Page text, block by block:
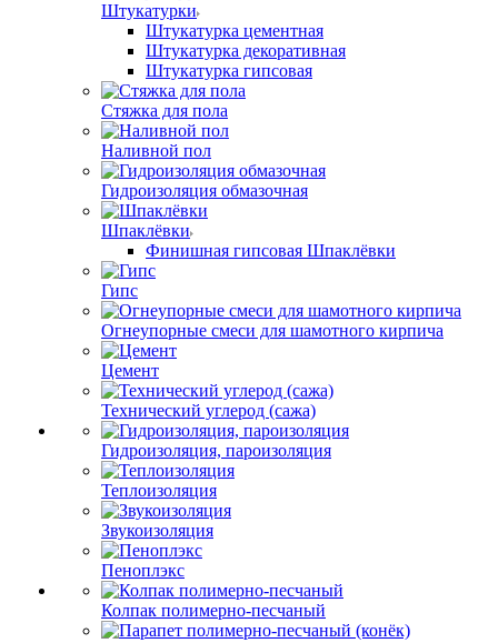
Штукатурки
Штукатурка цементная
Штукатурка декоративная
Штукатурка гипсовая
Стяжка для пола
Наливной пол
Гидроизоляция обмазочная
Шпаклёвки
Финишная гипсовая Шпаклёвки
Гипс
Огнеупорные смеси для шамотного кирпича
Цемент
Технический углерод (сажа)
Гидроизоляция, пароизоляция
Теплоизоляция
Звукоизоляция
Пеноплэкс
Колпак полимерно-песчаный